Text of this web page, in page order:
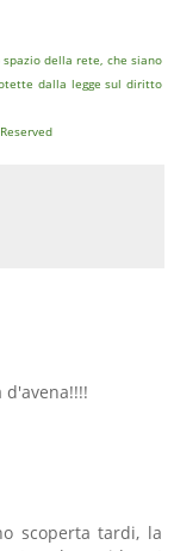
della rete, che siano
dalla legge sul diritto
scoperta tardi, la